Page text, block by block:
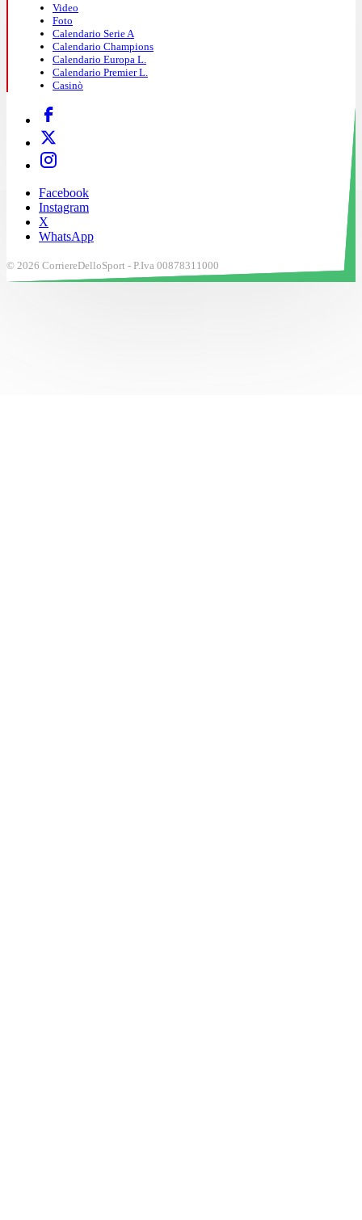
Video
Foto
Calendario Serie A
Calendario Champions
Calendario Europa L.
Calendario Premier L.
Casinò
Facebook
Instagram
X
WhatsApp
© 2026 CorriereDelloSport - P.Iva 00878311000